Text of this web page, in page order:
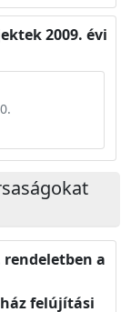
2009. évi
rendeletben a
felújítási